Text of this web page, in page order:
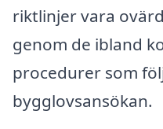
riktlinjer vara
genom de ibland
procedurer som
bygglovsansökan.